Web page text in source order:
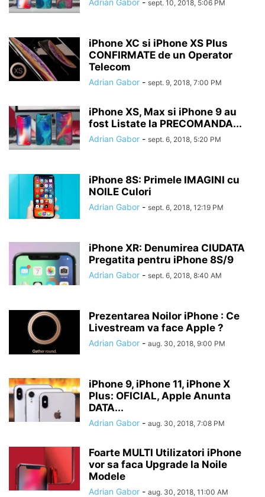
Adrian Gabor - sept. 10, 2018, 5:06 PM
iPhone XC si iPhone XS Plus
CONFIRMATE de un Operator
Telecom
Adrian Gabor - sept. 9, 2018, 7:00 PM
iPhone XS, Max si iPhone 9 au
fost Listate la PRECOMANDA...
Adrian Gabor - sept. 6, 2018, 5:20 PM
iPhone 8S: Primele IMAGINI cu
NOILE Culori
Adrian Gabor - sept. 6, 2018, 12:19 PM
iPhone XR: Denumirea CIUDATA
Pregatita pentru iPhone 8S/9
Adrian Gabor - sept. 6, 2018, 8:40 AM
Prezentarea Noilor iPhone : Ce
Livestream va face Apple ?
Adrian Gabor - aug. 30, 2018, 9:00 PM
iPhone 9, iPhone 11, iPhone X
Plus: OFICIAL, Apple Anunta
DATA...
Adrian Gabor - aug. 30, 2018, 7:08 PM
Foarte MULTI Utilizatori iPhone
vor sa faca Upgrade la Noile
Modele
Adrian Gabor - aug. 30, 2018, 11:00 AM